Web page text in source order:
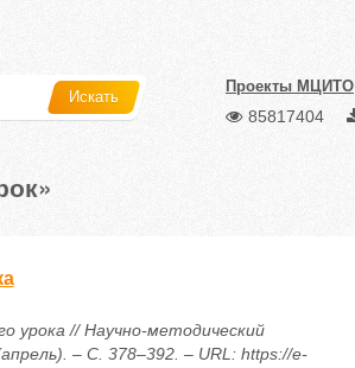
Искать
Проекты МЦИТО
85817404
урока // Научно-методический
– С. 378–392. – URL: https://e-